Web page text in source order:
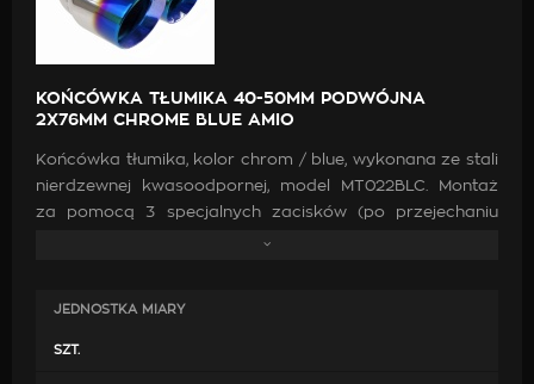
KOŃCÓWKA TŁUMIKA 40-50MM PODWÓJNA
2X76MM CHROME BLUE AMIO
Końcówka tłumika, kolor chrom / blue, wykonana ze stali
nierdzewnej kwasoodpornej, model MT022BLC. Montaż
za pomocą 3 specjalnych zacisków (po przejechaniu
500-1000km prosimy o sprawdzenie dokręcenia śrób),
stałe poprzez przyspawanie.
JEDNOSTKA MIARY
SZT.